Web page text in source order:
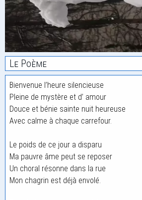
Le Poème
Bienvenue l’heure silencieuse
Pleine de mystère et d’ amour
Douce et bénie sainte nuit heureuse
Avec calme à chaque carrefour.
Le poids de ce jour a disparu
Ma pauvre âme peut se reposer
Un choral résonne dans la rue
Mon chagrin est déjà envolé.